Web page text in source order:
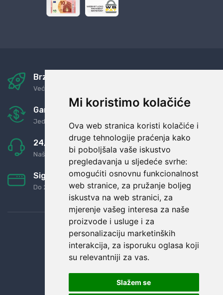
Mi koristimo kolačiće
Ova web stranica koristi kolačiće i
druge tehnologije praćenja kako
bi poboljšala vaše iskustvo
pregledavanja u sljedeće svrhe:
omogućiti osnovnu funkcionalnost
web stranice, za pružanje boljeg
iskustva na web stranici, za
mjerenje vašeg interesa za naše
proizvode i usluge i za
personalizaciju marketinških
interakcija, za isporuku oglasa koji
su relevantniji za vas.
Slažem se
Brza i sigurna dostava
Već za nekoliko dana kod vas
Garancija u povrat novaca
Jednostavno pravilo: Roba za novac
24/7 odlična podrška
Naši agenti uvijek na raspolaganju
Sigurno obročno plaćanje
Do 24 rata bez kamata